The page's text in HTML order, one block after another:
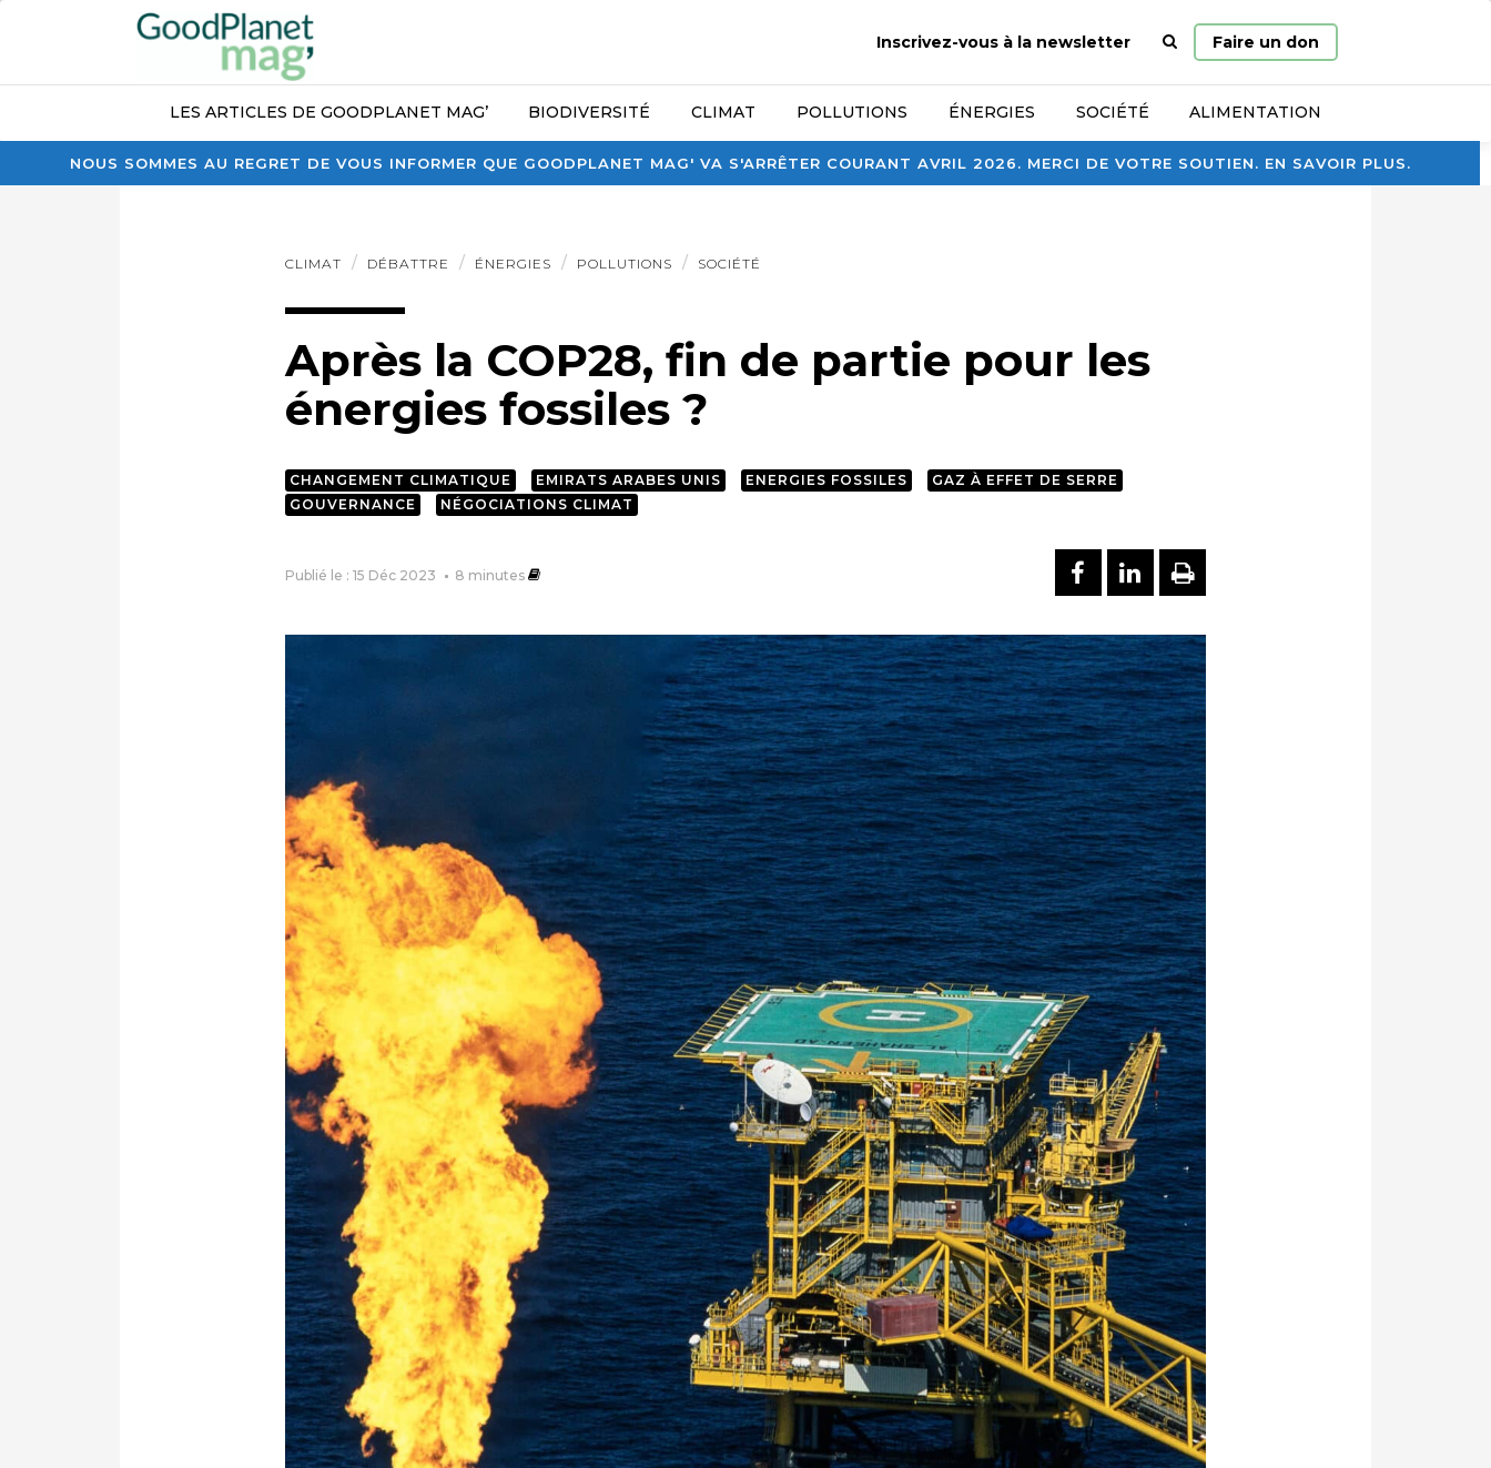
NOUS SOMMES AU REGRET DE VOUS INFORMER QUE GOODPLANET MAG' VA S'ARRÊTER COURANT AVRIL 2026. MERCI DE VOTRE SOUTIEN. EN SAVOIR PLUS.
Inscrivez-vous à la newsletter
Page
d’accueil
Faire un don
LES ARTICLES DE GOODPLANET MAG’ BIODIVERSITÉ CLIMAT POLLUTIONS ÉNERGIES SOCIÉTÉ ALIMENTATION
CLIMAT DÉBATTRE ÉNERGIES POLLUTIONS SOCIÉTÉ
Après la COP28, fin de partie pour les
énergies fossiles ?
CHANGEMENT CLIMATIQUE EMIRATS ARABES UNIS ENERGIES FOSSILES
GAZ À EFFET DE SERRE
GOUVERNANCE
NÉGOCIATIONS CLIMAT
Publié le : 15 Déc 2023 8 minutes PARTAGER SUR FACEBOOK
PARTAGER SUR
IMPRIMER